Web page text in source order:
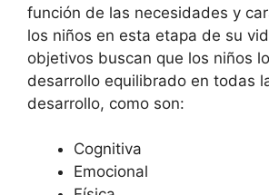
función de las necesidades y
los niños en esta etapa de su
objetivos buscan que los niños
desarrollo equilibrado en todas
desarrollo, como son:
Cognitiva
Emocional